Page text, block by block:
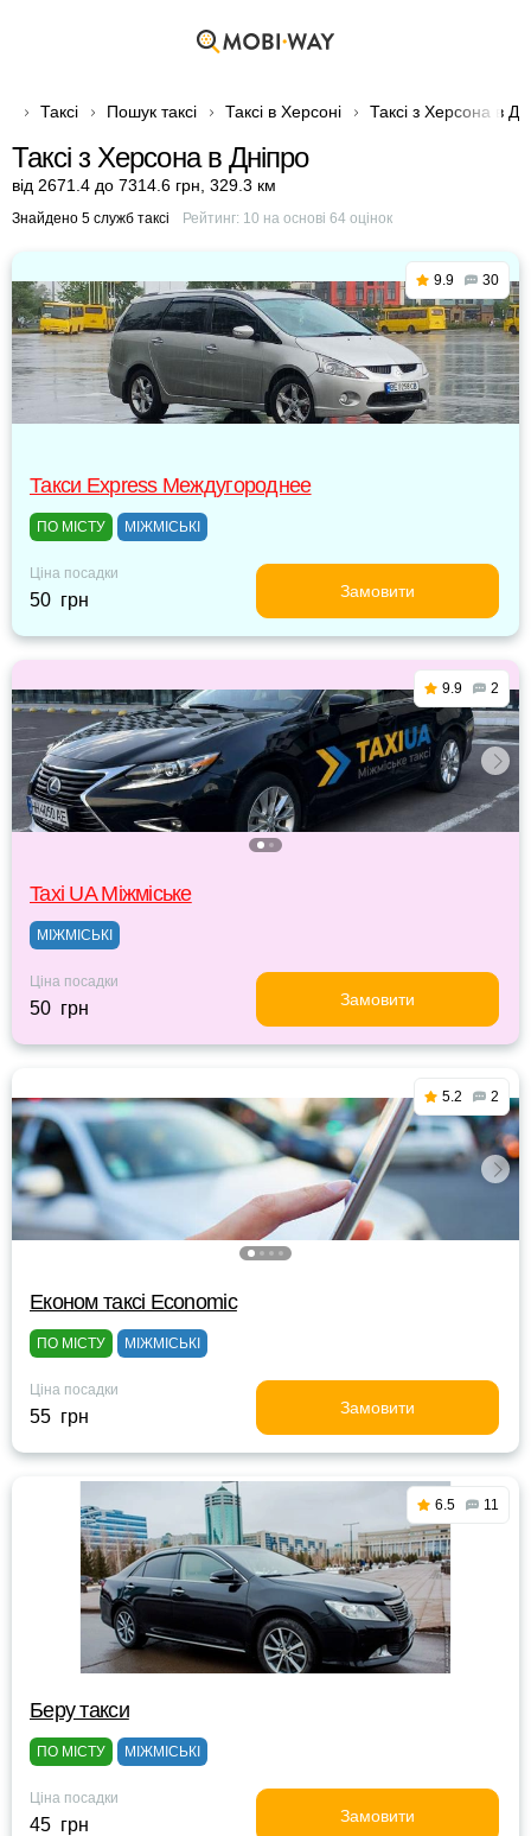
Таксі Пошук таксі Таксі в Херсоні Таксі з Херсона в
Таксі з Херсона в Дніпро
від 2671.4 до 7314.6 грн 329.3 км
Знайдено 5 служб таксі Рейтинг: 10 на основі 64оцінок
9.9 30
Такси Express Междугороднее
ПО МІСТУ МІЖМІСЬКІ
Ціна посадки
50 грн Замовити
9.9 2
Taxi UA Міжміське
МІЖМІСЬКІ
Ціна посадки
50 грн Замовити
5.2 2
Eконом таксі Economic
ПО МІСТУ МІЖМІСЬКІ
Ціна посадки
55 грн Замовити
6.5 11
Беру такси
ПО МІСТУ МІЖМІСЬКІ
Ціна посадки
45 грн Замовити